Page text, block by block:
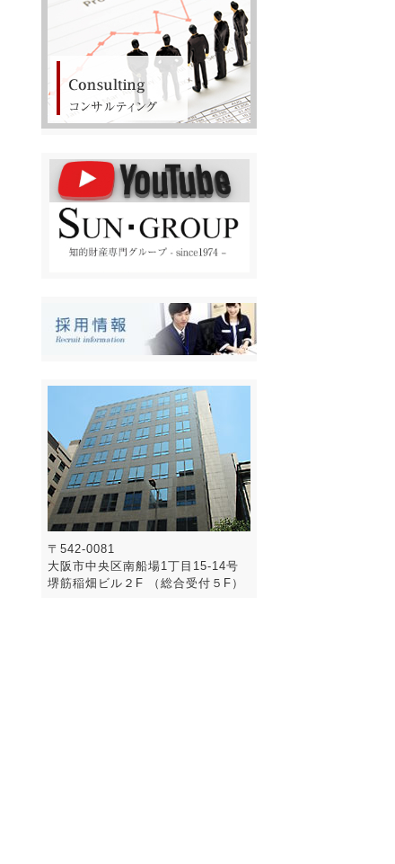
〒542-0081
大阪市中央区南船場1丁目15-14号
堺筋稲畑ビル２F （総合受付５F）